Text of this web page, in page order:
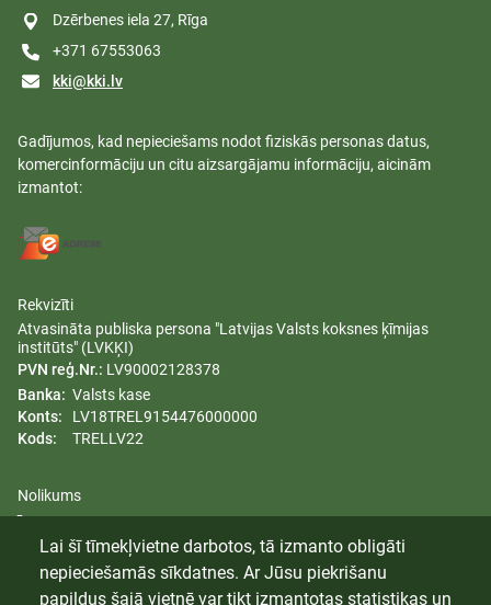
Dzērbenes iela 27, Rīga
+371 67553063
kki@kki.lv
Gadījumos, kad nepieciešams nodot fiziskās personas datus,
komercinformāciju un citu aizsargājamu informāciju, aicinām
izmantot:
Rekvizīti
Atvasināta publiska persona "Latvijas Valsts koksnes ķīmijas
institūts" (LVKĶI)
PVN reģ.Nr.: LV90002128378
Banka: Valsts kase
Konts:
LV18TREL9154476000000
Kods:
TRELLV22
Nolikums
Dzimumu līdztiesības plāns
Trauksmes celšana
Lai šī tīmekļvietne darbotos, tā izmanto obligāti
nepieciešamās sīkdatnes. Ar Jūsu piekrišanu
papildus šajā vietnē var tikt izmantotas statistikas un